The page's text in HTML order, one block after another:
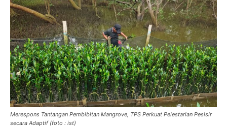
Merespons Tantangan Pembibitan Mangrove, TPS Perkuat Pelestarian Pesisir
secara Adaptif (foto : ist)